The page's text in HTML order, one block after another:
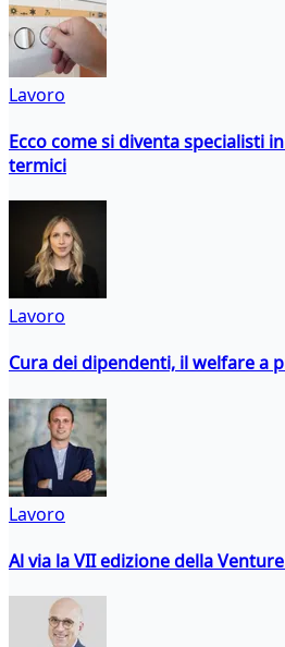
Lavoro
Ecco come si diventa specialisti
termici
Lavoro
Cura dei dipendenti, il welfare a
Lavoro
Al via la VII edizione della